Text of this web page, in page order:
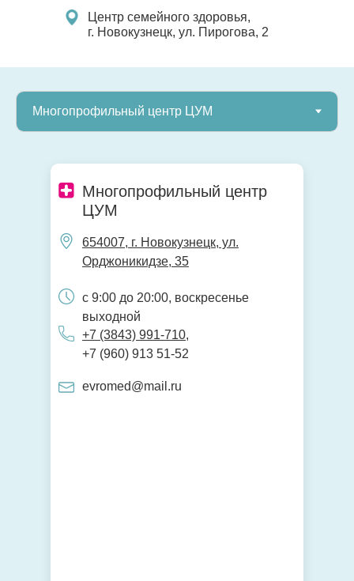
Центр семейного здоровья,
г. Новокузнецк, ул. Пирогова, 2
Многопрофильный центр
ЦУМ
654007, г. Новокузнецк, ул.
Орджоникидзе, 35
с 9:00 до 20:00, воскресенье
выходной
+7 (3843) 991-710,
+7 (960) 913 51-52
evromed@mail.ru